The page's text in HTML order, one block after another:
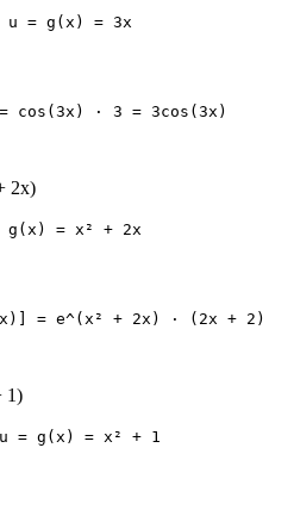
= g(x) = 3x
cos(3x) · 3 = 3cos(3x)
2x)
= x² + 2x
= e^(x² + 2x) · (2x + 2)
1)
= g(x) = x² + 1